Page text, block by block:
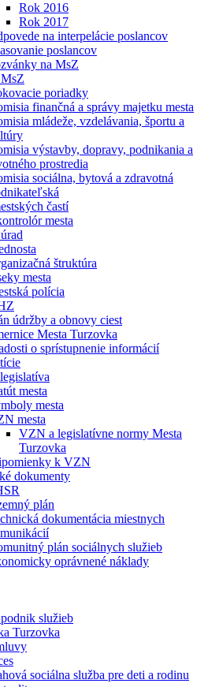
Rok 2016
Rok 2017
na interpelácie poslancov
poslancov
na MsZ
poriadky
finančná a správy majetku mesta
mládeže, vzdelávania, športu a
výstavby, dopravy, podnikania a
prostredia
sociálna, bytová a zdravotná
častí
mesta
štruktúra
mesta
polícia
údržby a obnovy ciest
Mesta Turzovka
o sprístupnenie informácií
mesta
mesta
mesta
VZN a legislatívne normy Mesta
Turzovka
k VZN
dokumenty
plán
dokumentácia miestnych
plán sociálnych služieb
oprávnené náklady
služieb
Turzovka
sociálna služba pre deti a rodinu